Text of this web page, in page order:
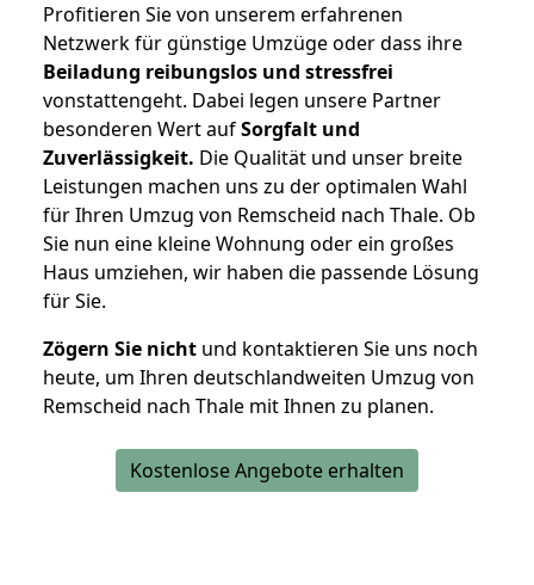
Profitieren Sie von unserem erfahrenen
Netzwerk für günstige Umzüge oder dass ihre
Beiladung reibungslos und stressfrei
vonstattengeht. Dabei legen unsere Partner
besonderen Wert aufSorgfalt und
Zuverlässigkeit. Die Qualität und unser breite
Leistungen machen uns zu der optimalen Wahl
für Ihren Umzug von Remscheid nach Thale. Ob
Sie nun eine kleine Wohnung oder ein großes
Haus umziehen, wir haben die passende Lösung
für Sie.
Zögern Sie nicht und kontaktieren Sie uns noch
heute, um Ihren deutschlandweiten Umzug von
Remscheid nach Thale mit Ihnen zu planen.
Kostenlose Angebote erhalten